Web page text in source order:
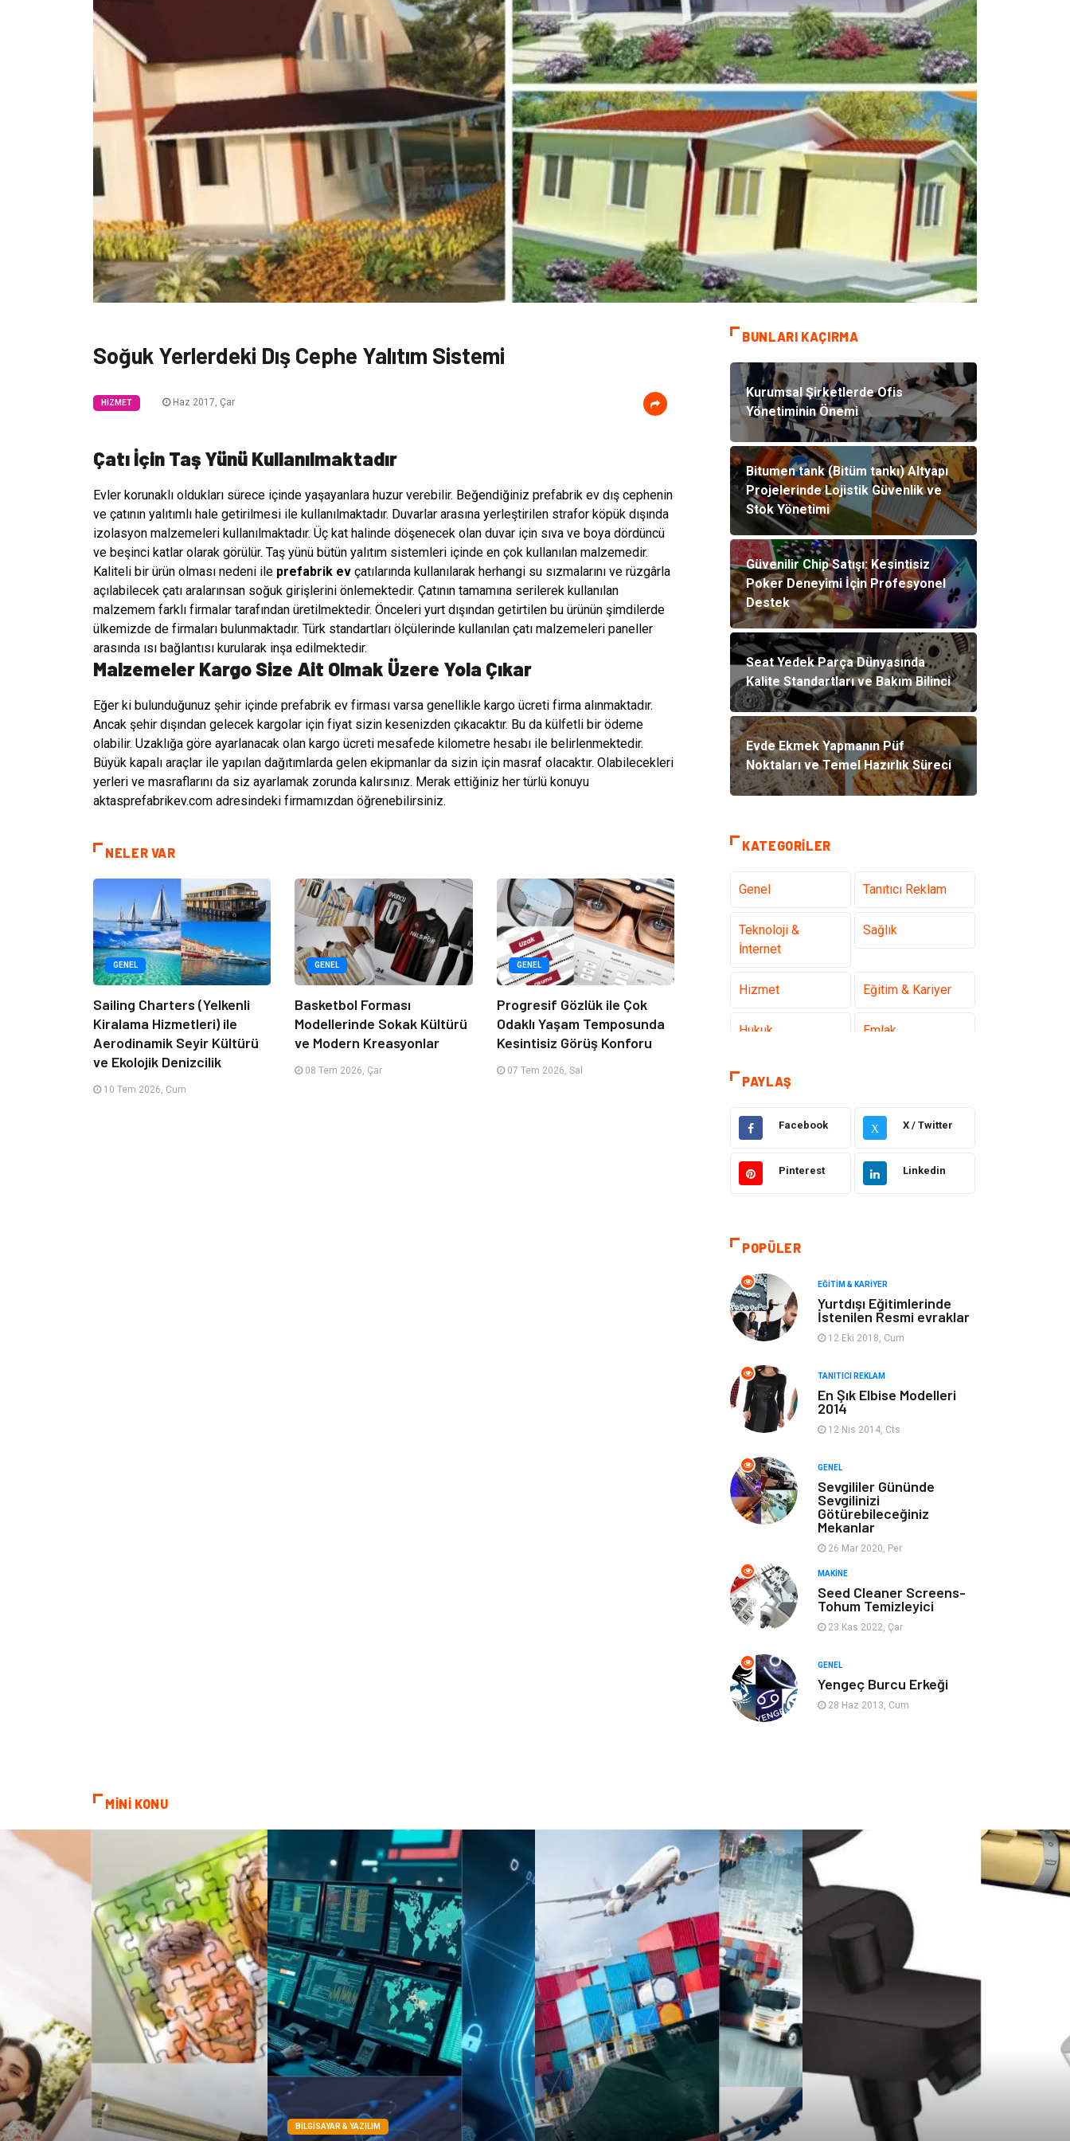
Soğuk Yerlerdeki Dış Cephe Yalıtım Sistemi
HIZMET Haz 2017, Çar
Çatı İçin Taş Yünü Kullanılmaktadır
Evler korunaklı oldukları sürece içinde yaşayanlara huzur verebilir. Beğendiğiniz prefabrik ev dış cephenin
ve çatının yalıtımlı hale getirilmesi ile kullanılmaktadır. Duvarlar arasına yerleştirilen strafor köpük dışında
izolasyon malzemeleri kullanılmaktadır. Üç kat halinde döşenecek olan duvar için sıva ve boya dördüncü
ve beşinci katlar olarak görülür. Taş yünü bütün yalıtım sistemleri içinde en çok kullanılan malzemedir.
Kaliteli bir ürün olması nedeni ile prefabrik ev çatılarında kullanılarak herhangi su sızmalarını ve rüzgârla
açılabilecek çatı aralarınsan soğuk girişlerini önlemektedir. Çatının tamamına serilerek kullanılan
malzemem farklı firmalar tarafından üretilmektedir. Önceleri yurt dışından getirtilen bu ürünün şimdilerde
ülkemizde de firmaları bulunmaktadır. Türk standartları ölçülerinde kullanılan çatı malzemeleri paneller
arasında ısı bağlantısı kurularak inşa edilmektedir.
Malzemeler Kargo Size Ait Olmak Üzere Yola Çıkar
Eğer ki bulunduğunuz şehir içinde prefabrik ev firması varsa genellikle kargo ücreti firma alınmaktadır.
Ancak şehir dışından gelecek kargolar için fiyat sizin kesenizden çıkacaktır. Bu da külfetli bir ödeme
olabilir. Uzaklığa göre ayarlanacak olan kargo ücreti mesafede kilometre hesabı ile belirlenmektedir.
Büyük kapalı araçlar ile yapılan dağıtımlarda gelen ekipmanlar da sizin için masraf olacaktır. Olabilecekleri
yerleri ve masraflarını da siz ayarlamak zorunda kalırsınız. Merak ettiğiniz her türlü konuyu
aktasprefabrikev.com adresindeki firmamızdan öğrenebilirsiniz.
NELER VAR
GENEL
Sailing Charters (Yelkenli
Kiralama Hizmetleri) ile
Aerodinamik Seyir Kültürü
ve Ekolojik Denizcilik
10 Tem 2026, Cum
GENEL
Basketbol Forması
Modellerinde Sokak Kültürü
ve Modern Kreasyonlar
08 Tem 2026, Çar
GENEL
Progresif Gözlük ile Çok
Odaklı Yaşam Temposunda
Kesintisiz Görüş Konforu
07 Tem 2026, Sal
BUNLARI KAÇIRMA
Kurumsal Şirketlerde Ofis
Yönetiminin Önemi
Bitumen tank (Bitüm tankı) Altyapı
Projelerinde Lojistik Güvenlik ve
Stok Yönetimi
Güvenilir Chip Satışı: Kesintisiz
Poker Deneyimi İçin Profesyonel
Destek
Seat Yedek Parça Dünyasında
Kalite Standartları ve Bakım Bilinci
Evde Ekmek Yapmanın Püf
Noktaları ve Temel Hazırlık Süreci
KATEGORILER
Genel Tanıtıcı Reklam
Teknoloji &
İnternet
Sağlık
Hizmet Eğitim & Kariyer
Hukuk Emlak
Otomotiv
Giyim
Ev Dekorasyon Organizasyon
Finans & Ekonomi Tatil
Anne & Çocuk
Ev İşleri
Gençlik & Eğlence Aksesuar
Spor
Evlilik Rehberi
Astroloji
Kaçırmayın
sağlıklı beslenme Spor Malzemeleri
Bebek Giyim
Yazı Tahtaları
PAYLAŞ
Facebook X X / Twitter
Pinterest Linkedin
POPÜLER
EĞITIM & KARIYER
Yurtdışı Eğitimlerinde
İstenilen Resmi evraklar
12 Eki 2018, Cum
TANITICI REKLAM
En Şık Elbise Modelleri
2014
12 Nis 2014, Cts
GENEL
Sevgililer Gününde
Sevgilinizi
Götürebileceğiniz
Mekanlar
26 Mar 2020, Per
MAKINE
Seed Cleaner Screens-
Tohum Temizleyici
23 Kas 2022, Çar
GENEL
Yengeç Burcu Erkeği
28 Haz 2013, Cum
MİNİ KONU
BILGISAYAR & YAZILIM